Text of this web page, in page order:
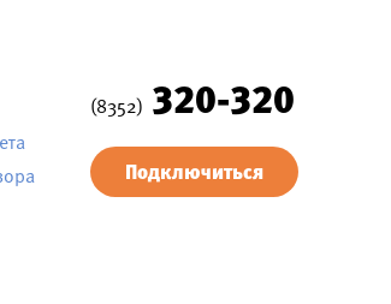
(8352) 320-320
Подключиться